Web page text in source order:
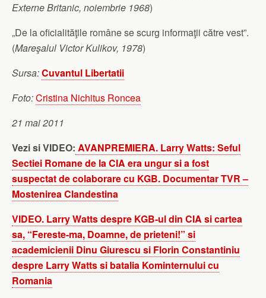
Externe Britanic, noiembrie 1968)
„De la oficialităţile române se scurg informaţii către vest”.
(Mareşalul Victor Kulikov, 1978)
Sursa:Cuvantul Libertatii
Foto:Cristina Nichitus Roncea
21 mai 2011
Vezi si VIDEO: AVANPREMIERA. Larry Watts: Seful
Sectiei Romane de la CIA era ungur si a fost
suspectat de colaborare cu KGB. Documentar TVR –
Mostenirea Clandestina
VIDEO. Larry Watts despre KGB-ul din CIA si cartea
sa, “Fereste-ma, Doamne, de prieteni!” si
academicienii Dinu Giurescu si Florin Constantiniu
despre Larry Watts si batalia Kominternului cu
Romania